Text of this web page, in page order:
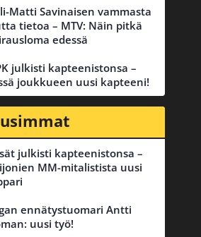
Matti Savinaisen vammasta
tietoa – MTV: Näin pitkä
edessä
julkisti kapteenistonsa –
joukkueen uusi kapteeni!
julkisti kapteenistonsa –
MM-mitalistista uusi
ennätystuomari Antti
uusi työ!